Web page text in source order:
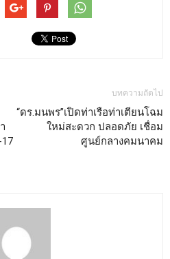
บทความถัดไป
“ดร.มนพร”เปิดท่าเรือท่าเตียนโฉม
ใหม่สะดวก ปลอดภัย เชื่อม
ศูนย์กลางคมนาคม